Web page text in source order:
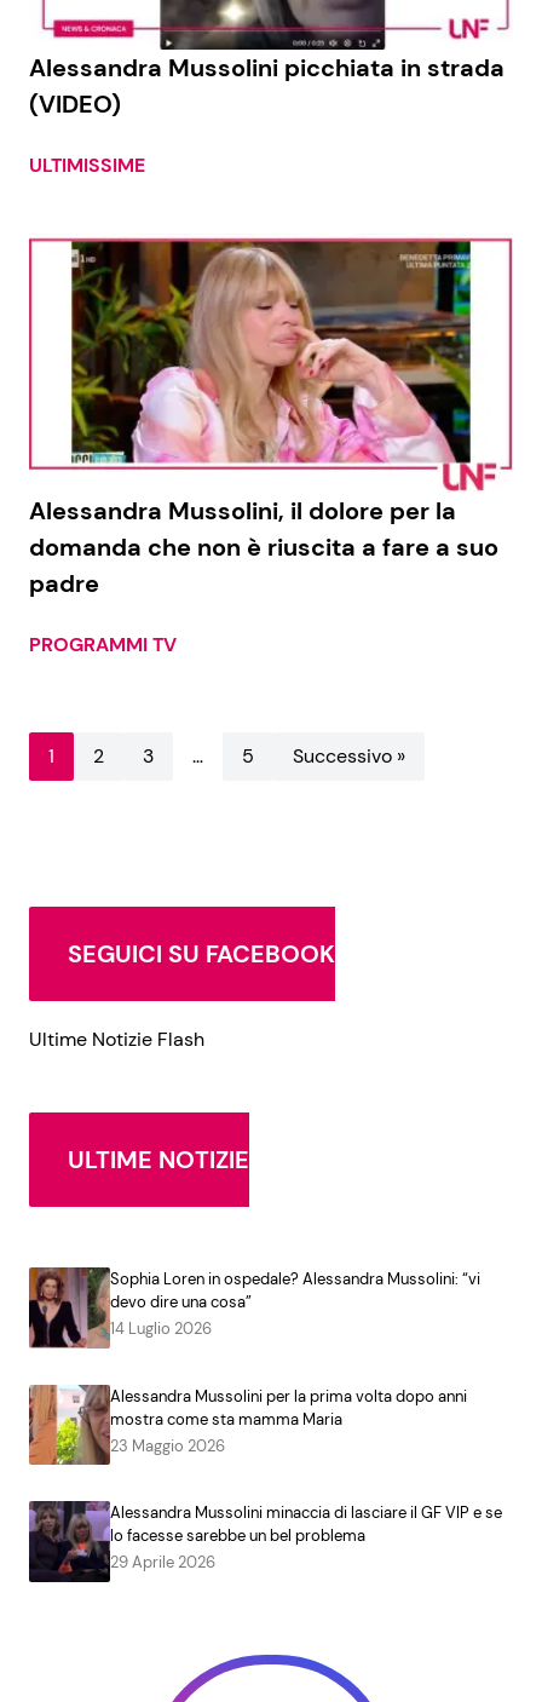
Alessandra Mussolini picchiata in strada
(VIDEO)
ULTIMISSIME
Alessandra Mussolini, il dolore per la
domanda che non è riuscita a fare a suo
padre
PROGRAMMI TV
1 2 3 … 5 Successivo »
SEGUICI SU FACEBOOK
Ultime Notizie Flash
ULTIME NOTIZIE
Sophia Loren in ospedale? Alessandra Mussolini: “vi
devo dire una cosa”
14 Luglio 2026
Alessandra Mussolini per la prima volta dopo anni
mostra come sta mamma Maria
23 Maggio 2026
Alessandra Mussolini minaccia di lasciare il GF VIP e se
lo facesse sarebbe un bel problema
29 Aprile 2026